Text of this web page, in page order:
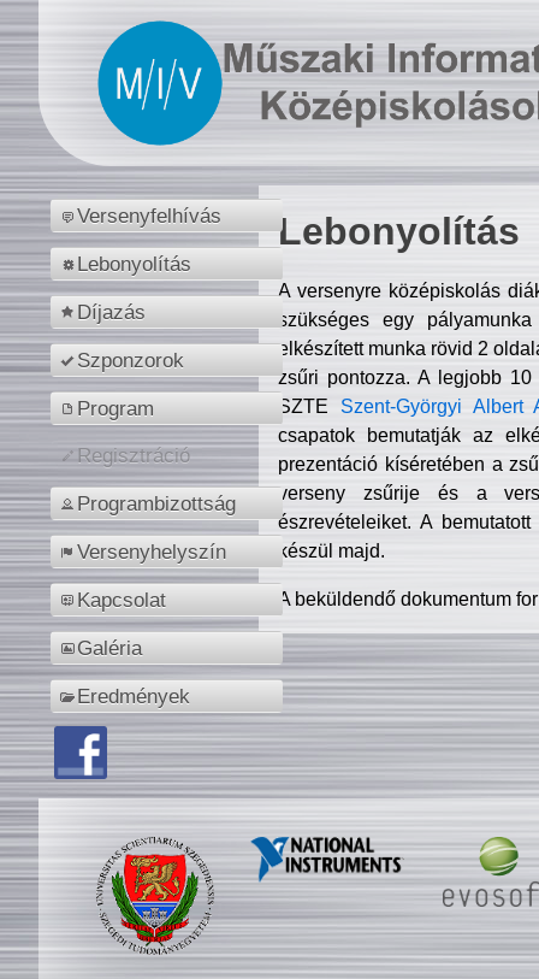
Versenyfelhívás
Lebonyolítás
Díjazás
Szponzorok
Program
Regisztráció
Programbizottság
Versenyhelyszín
Kapcsolat
Galéria
Eredmények
Lebonyolítás
A versenyre középiskolás
szükséges egy
elkészített munka rövid 2
zsűri pontozza. A legjobb
SZTE Szent-Györgyi Albert
csapatok bemutatják az
prezentáció kíséretében a
verseny zsűrije és a
észrevételeiket. A
készül majd.
A beküldendő dokumentum